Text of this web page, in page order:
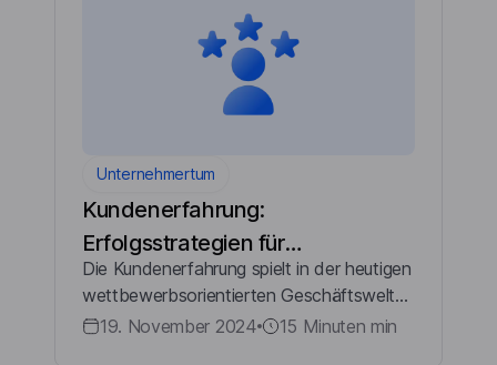
Unternehmertum
Kundenerfahrung:
Erfolgsstrategien für
Unternehmen
Die Kundenerfahrung spielt in der heutigen
wettbewerbsorientierten Geschäftswelt
eine wesentliche Rolle für den
19. November 2024 15 Minuten min